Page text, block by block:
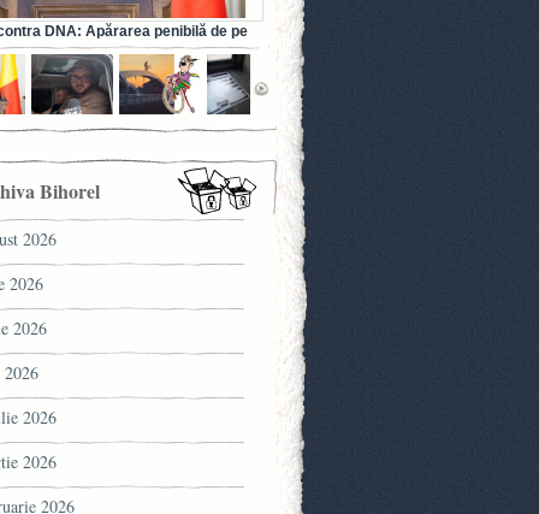
DNA: Apărarea penibilă de pe
fostului ministru al Sănătății (VIDEO)
Bihorel
2026
2026
2026
2026
2026
2026